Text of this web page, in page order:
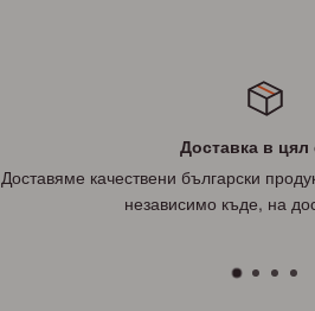
Доставка в цял
Доставяме качествени български
независимо къде, на